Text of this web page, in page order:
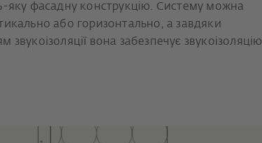
яку фасадну конструкцію. Систему можна
або горизонтально, а завдяки
вона забезпечує звукоізоляцію